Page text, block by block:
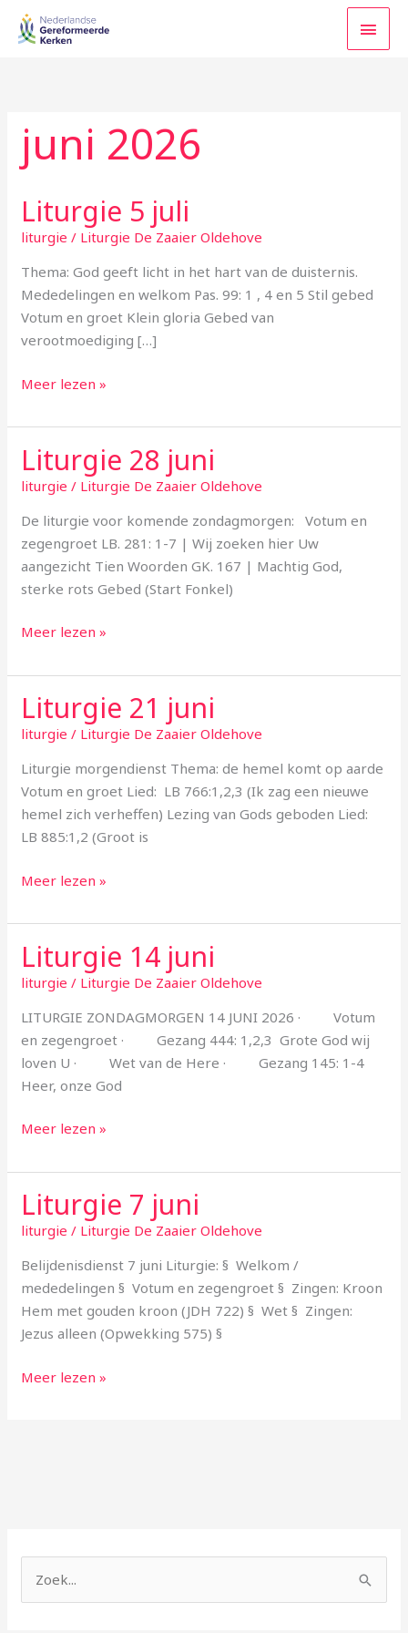
naar
juni 2026
Liturgie 5 juli
liturgie / Liturgie De Zaaier Oldehove
Thema: God geeft licht in het hart van de duisternis.
Mededelingen en welkom Pas. 99: 1 , 4 en 5 Stil gebed
Votum en groet Klein gloria Gebed van
verootmoediging […]
Liturgie
5
Meer lezen »
Liturgie 28 juni
liturgie / Liturgie De Zaaier Oldehove
De liturgie voor komende zondagmorgen: Votum en
zegengroet LB. 281: 1-7 | Wij zoeken hier Uw
aangezicht Tien Woorden GK. 167 | Machtig God,
sterke rots Gebed (Start Fonkel)
Liturgie
28
Meer lezen »
Liturgie 21 juni
liturgie / Liturgie De Zaaier Oldehove
Liturgie morgendienst Thema: de hemel komt op aarde
Votum en groet Lied: LB 766:1,2,3 (Ik zag een nieuwe
hemel zich verheffen) Lezing van Gods geboden Lied:
LB 885:1,2 (Groot is
Liturgie
21
Meer lezen »
Liturgie 14 juni
liturgie / Liturgie De Zaaier Oldehove
LITURGIE ZONDAGMORGEN 14 JUNI 2026 · Votum
en zegengroet · Gezang 444: 1,2,3 Grote God wij
loven U · Wet van de Here · Gezang 145: 1-4
Heer, onze God
Liturgie
14
Meer lezen »
Liturgie 7 juni
liturgie / Liturgie De Zaaier Oldehove
Belijdenisdienst 7 juni Liturgie: § Welkom /
mededelingen § Votum en zegengroet § Zingen: Kroon
Hem met gouden kroon (JDH 722) § Wet § Zingen:
Jezus alleen (Opwekking 575) §
Liturgie
7
Meer lezen »